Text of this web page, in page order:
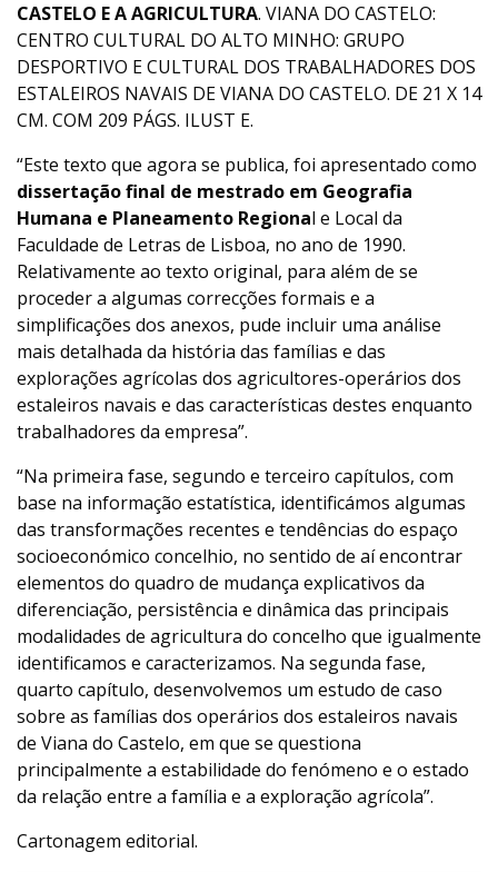
CASTELO E A AGRICULTURA. VIANA DO CASTELO:
CENTRO CULTURAL DO ALTO MINHO: GRUPO
DESPORTIVO E CULTURAL DOS TRABALHADORES DOS
ESTALEIROS NAVAIS DE VIANA DO CASTELO. DE 21 X 14
CM. COM 209 PÁGS. ILUST E.
“Este texto que agora se publica, foi apresentado como
dissertação final de mestrado em Geografia
Humana e Planeamento Regional e Local da
Faculdade de Letras de Lisboa, no ano de 1990.
Relativamente ao texto original, para além de se
proceder a algumas correcções formais e a
simplificações dos anexos, pude incluir uma análise
mais detalhada da história das famílias e das
explorações agrícolas dos agricultores-operários dos
estaleiros navais e das características destes enquanto
trabalhadores da empresa”.
“Na primeira fase, segundo e terceiro capítulos, com
base na informação estatística, identificámos algumas
das transformações recentes e tendências do espaço
socioeconómico concelhio, no sentido de aí encontrar
elementos do quadro de mudança explicativos da
diferenciação, persistência e dinâmica das principais
modalidades de agricultura do concelho que igualmente
identificamos e caracterizamos. Na segunda fase,
quarto capítulo, desenvolvemos um estudo de caso
sobre as famílias dos operários dos estaleiros navais
de Viana do Castelo, em que se questiona
principalmente a estabilidade do fenómeno e o estado
da relação entre a família e a exploração agrícola”.
Cartonagem editorial.